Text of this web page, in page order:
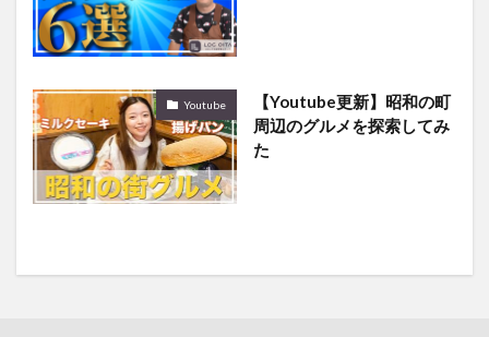
Youtube
【Youtube更新】昭和の町
周辺のグルメを探索してみ
た